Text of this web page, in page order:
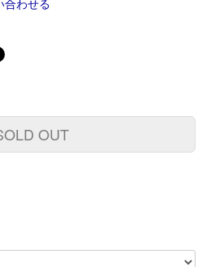
合わせる
OUT